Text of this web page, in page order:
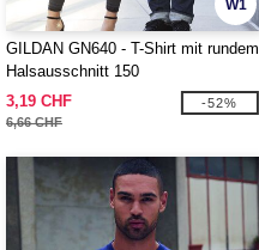
W1
GILDAN GN640 - T-Shirt mit rundem
Halsausschnitt 150
3,19 CHF
6,66 CHF
-52%